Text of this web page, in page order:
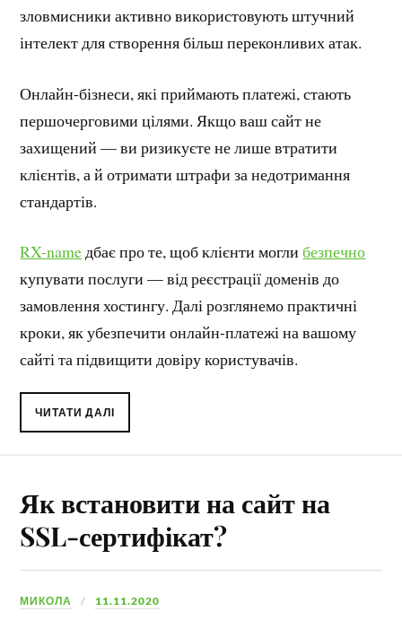
зловмисники активно використовують штучний
інтелект для створення більш переконливих атак.
Онлайн-бізнеси, які приймають платежі, стають
першочерговими цілями. Якщо ваш сайт не
захищений — ви ризикуєте не лише втратити
клієнтів, а й отримати штрафи за недотримання
стандартів.
RX-nameдбає про те, щоб клієнти моглибезпечно
купувати послуги — від реєстрації доменів до
замовлення хостингу. Далі розглянемо практичні
кроки, як убезпечити онлайн-платежі на вашому
сайті та підвищити довіру користувачів.
ЧИТАТИ ДАЛІ
Як встановити на сайт на
SSL-сертифікат?
МИКОЛА 11.11.2020